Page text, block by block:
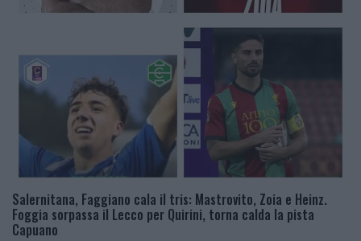
Salernitana, Faggiano cala il tris: Mastrovito, Zoia e Heinz.
Foggia sorpassa il Lecco per Quirini, torna calda la pista
Capuano